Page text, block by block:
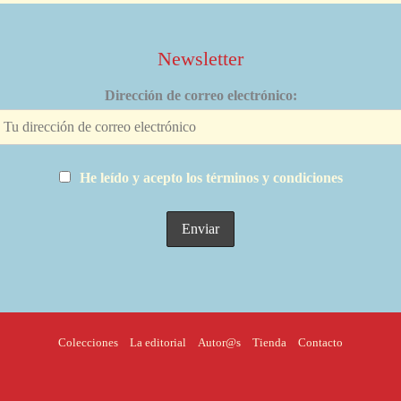
Newsletter
Dirección de correo electrónico:
He leído y acepto los términos y condiciones
Colecciones La editorial Autor@s Tienda Contacto